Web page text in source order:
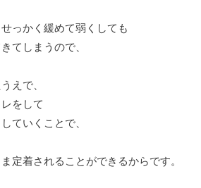
っかく緩めて弱くしても
てしまうので、
えで、
をして
ていくことで、
定着されることができるからです。